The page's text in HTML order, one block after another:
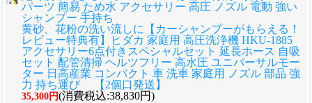
パーツ 簡易 ため水 アクセサリー 高圧 ノズル 電動 強い
シャンプー 手持ち
黄砂、花粉の洗い流しに
【カーシャンプーがもらえる！
レビュー特典有】ヒダカ 家庭用 高圧洗浄機 HKU-1885
アクセサリー6点付きスペシャルセット 延長ホース 自吸
セット 配管清掃 ヘルツフリー 高水圧 ユニバーサルモー
ター 日高産業 コンパクト 車 洗車 家庭用 ノズル 部品 強
力 持ち運び 【2個口発送】
35,300円(消費税込:38,830円)